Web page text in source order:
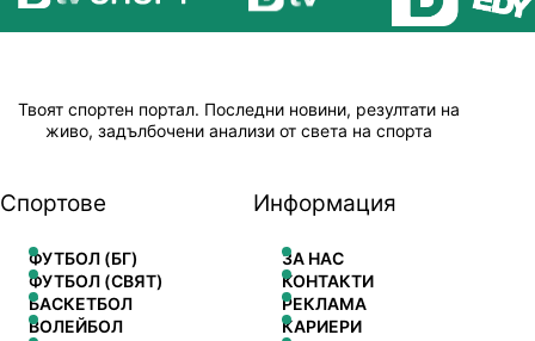
Твоят спортен портал. Последни новини, резултати на
живо, задълбочени анализи от света на спорта
Спортове
ФУТБОЛ (БГ)
ФУТБОЛ (СВЯТ)
БАСКЕТБОЛ
ВОЛЕЙБОЛ
Информация
ЗА НАС
КОНТАКТИ
РЕКЛАМА
КАРИЕРИ